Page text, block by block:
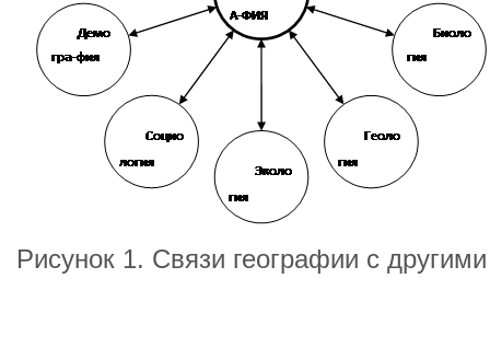
Рисунок 1. Связи географии с